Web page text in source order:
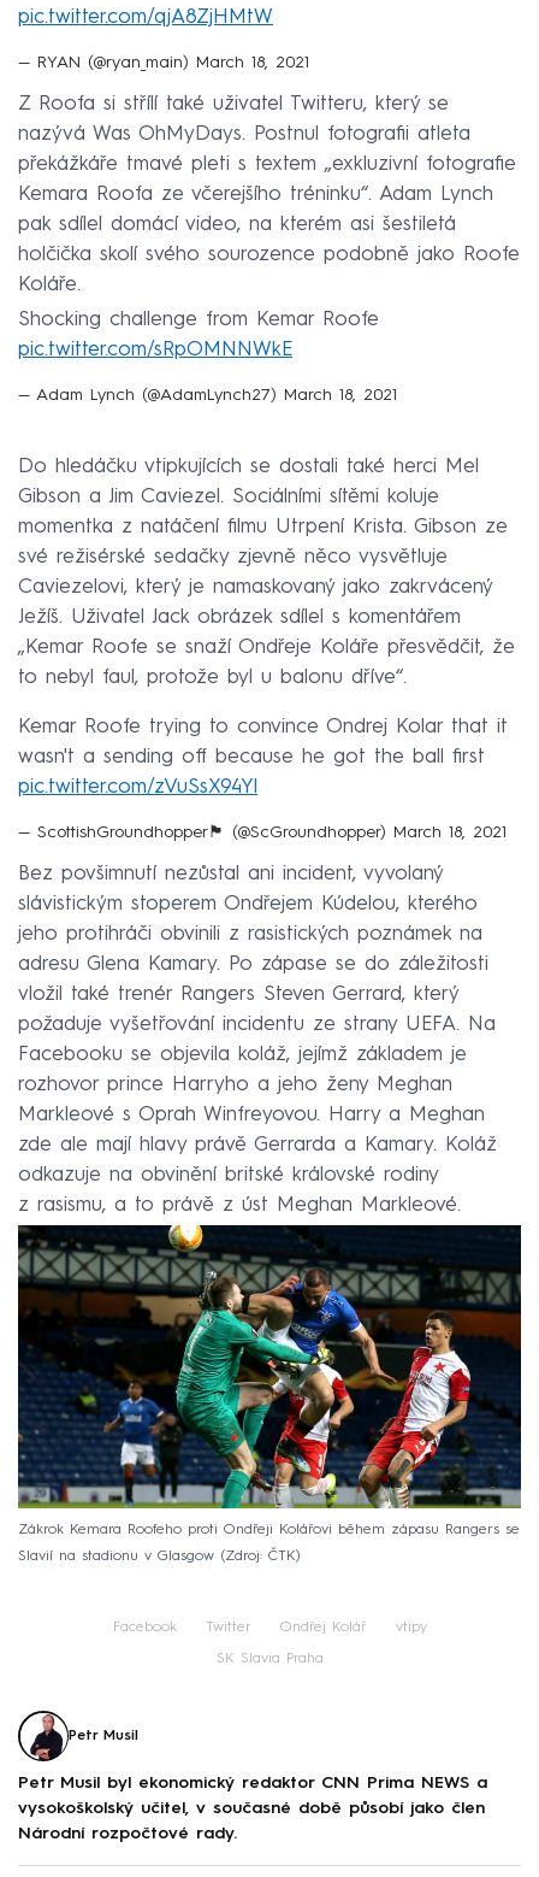
pic.twitter.com/qjA8ZjHMtW
— RYAN (@ryan_main) March 18, 2021
Z Roofa si střílí také uživatel Twitteru, který se
nazývá Was OhMyDays. Postnul fotografii atleta
překážkáře tmavé pleti s textem „exkluzivní fotografie
Kemara Roofa ze včerejšího tréninku“. Adam Lynch
pak sdílel domácí video, na kterém asi šestiletá
holčička skolí svého sourozence podobně jako Roofe
Koláře.
Shocking challenge from Kemar Roofe
pic.twitter.com/sRpOMNNWkE
— Adam Lynch (@AdamLynch27) March 18, 2021
Do hledáčku vtipkujících se dostali také herci Mel
Gibson a Jim Caviezel. Sociálními sítěmi koluje
momentka z natáčení filmu Utrpení Krista. Gibson ze
své režisérské sedačky zjevně něco vysvětluje
Caviezelovi, který je namaskovaný jako zakrvácený
Ježíš. Uživatel Jack obrázek sdílel s komentářem
„Kemar Roofe se snaží Ondřeje Koláře přesvědčit, že
to nebyl faul, protože byl u balonu dříve“.
Kemar Roofe trying to convince Ondrej Kolar that it
wasn't a sending off because he got the ball first
pic.twitter.com/zVuSsX94Yl
— ScottishGroundhopper🏴󠁧󠁢󠁳󠁣󠁴󠁿 (@ScGroundhopper) March 18, 2021
Bez povšimnutí nezůstal ani incident, vyvolaný
slávistickým stoperem Ondřejem Kúdelou, kterého
jeho protihráči obvinili z rasistických poznámek na
adresu Glena Kamary. Po zápase se do záležitosti
vložil také trenér Rangers Steven Gerrard, který
požaduje vyšetřování incidentu ze strany UEFA. Na
Facebooku se objevila koláž, jejímž základem je
rozhovor prince Harryho a jeho ženy Meghan
Markleové s Oprah Winfreyovou. Harry a Meghan
zde ale mají hlavy právě Gerrarda a Kamary. Koláž
odkazuje na obvinění britské královské rodiny
z rasismu, a to právě z úst Meghan Markleové.
Zákrok Kemara Roofeho proti Ondřeji Kolářovi během zápasu Rangers se
Slavií na stadionu v Glasgow
Zdroj: ČTK
Facebook Twitter Ondřej Kolář vtipy
SK Slavia Praha
Petr Musil
Petr Musil byl ekonomický redaktor CNN Prima NEWS a
vysokoškolský učitel, v současné době působí jako člen
Národní rozpočtové rady.